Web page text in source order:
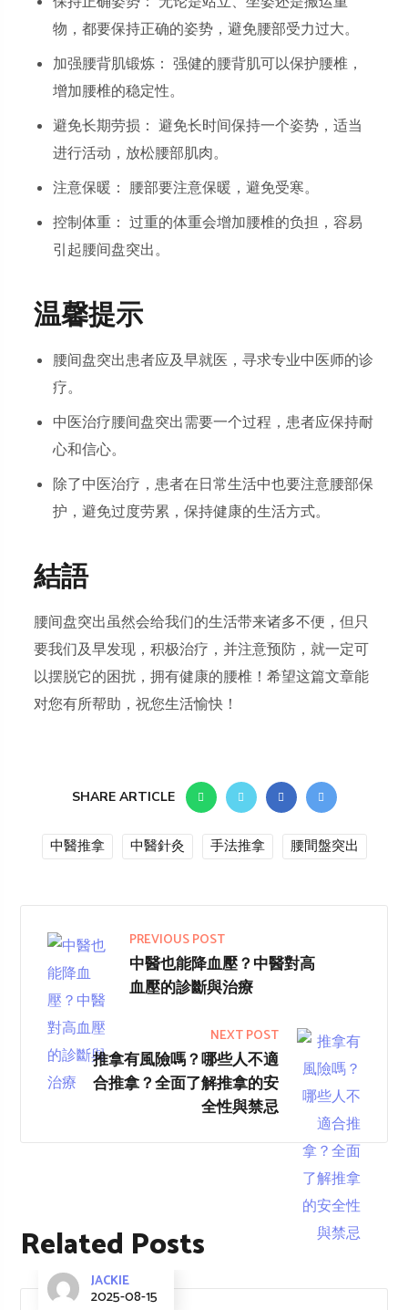
物，都要保持正确的姿势，避免腰部受力过大。
加强腰背肌锻炼： 强健的腰背肌可以保护腰椎，
增加腰椎的稳定性。
避免长期劳损： 避免长时间保持一个姿势，适当
进行活动，放松腰部肌肉。
注意保暖： 腰部要注意保暖，避免受寒。
控制体重： 过重的体重会增加腰椎的负担，容易
引起腰间盘突出。
温馨提示
腰间盘突出患者应及早就医，寻求专业中医师的诊
疗。
中医治疗腰间盘突出需要一个过程，患者应保持耐
心和信心。
除了中医治疗，患者在日常生活中也要注意腰部保
护，避免过度劳累，保持健康的生活方式。
結語
腰间盘突出虽然会给我们的生活带来诸多不便，但只
要我们及早发现，积极治疗，并注意预防，就一定可
以摆脱它的困扰，拥有健康的腰椎！希望这篇文章能
对您有所帮助，祝您生活愉快！
SHARE ARTICLE
中醫推拿 中醫針灸 手法推拿 腰間盤突出
PREVIOUS POST
中醫也能降血壓？中醫對高
血壓的診斷與治療
NEXT POST
推拿有風險嗎？哪些人不適
合推拿？全面了解推拿的安
全性與禁忌
Related Posts
JACKIE
2025-08-15